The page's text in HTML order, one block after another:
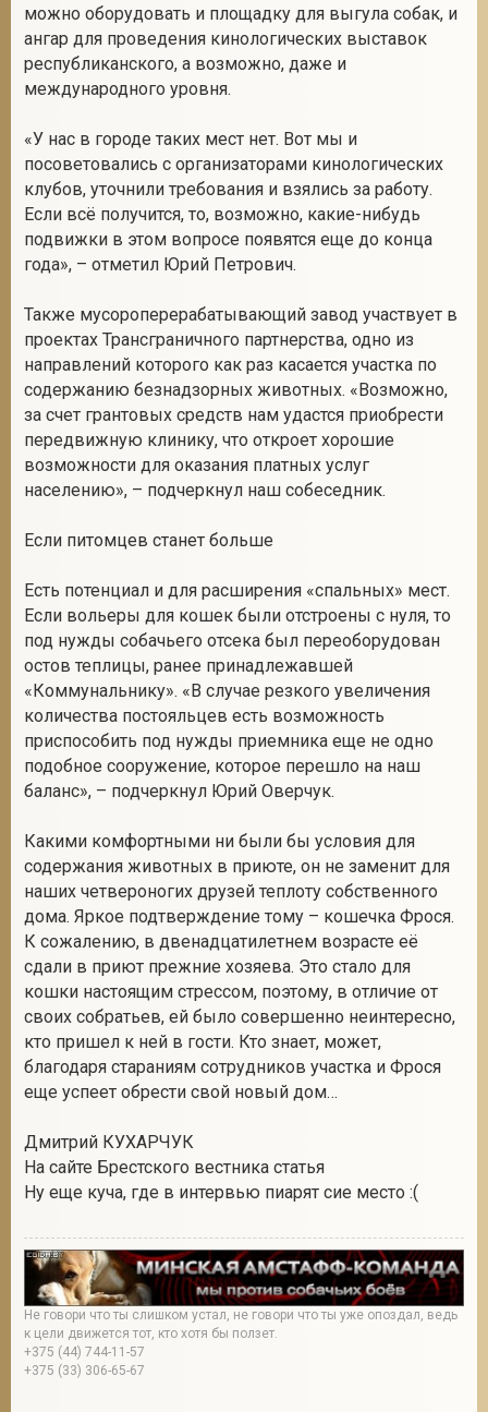
можно оборудовать и площадку для выгула собак, и
ангар для проведения кинологических выставок
республиканского, а возможно, даже и
международного уровня.
«У нас в городе таких мест нет. Вот мы и
посоветовались с организаторами кинологических
клубов, уточнили требования и взялись за работу.
Если всё получится, то, возможно, какие-нибудь
подвижки в этом вопросе появятся еще до конца
года», – отметил Юрий Петрович.
Также мусороперерабатывающий завод участвует в
проектах Трансграничного партнерства, одно из
направлений которого как раз касается участка по
содержанию безнадзорных животных. «Возможно,
за счет грантовых средств нам удастся приобрести
передвижную клинику, что откроет хорошие
возможности для оказания платных услуг
населению», – подчеркнул наш собеседник.
Если питомцев станет больше
Есть потенциал и для расширения «спальных» мест.
Если вольеры для кошек были отстроены с нуля, то
под нужды собачьего отсека был переоборудован
остов теплицы, ранее принадлежавшей
«Коммунальнику». «В случае резкого увеличения
количества постояльцев есть возможность
приспособить под нужды приемника еще не одно
подобное сооружение, которое перешло на наш
баланс», – подчеркнул Юрий Оверчук.
Какими комфортными ни были бы условия для
содержания животных в приюте, он не заменит для
наших четвероногих друзей теплоту собственного
дома. Яркое подтверждение тому – кошечка Фрося.
К сожалению, в двенадцатилетнем возрасте её
сдали в приют прежние хозяева. Это стало для
кошки настоящим стрессом, поэтому, в отличие от
своих собратьев, ей было совершенно неинтересно,
кто пришел к ней в гости. Кто знает, может,
благодаря стараниям сотрудников участка и Фрося
еще успеет обрести свой новый дом…
Дмитрий КУХАРЧУК
На сайте Брестского вестника статья
Ну еще куча, где в интервью пиарят сие место :(
Не говори что ты слишком устал, не говори что ты уже опоздал, ведь
к цели движется тот, кто хотя бы ползет.
+375 (44) 744-11-57
+375 (33) 306-65-67